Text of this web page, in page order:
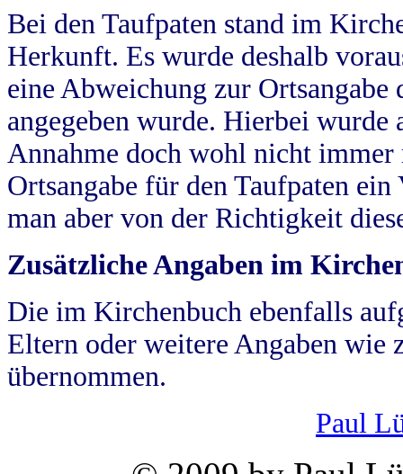
Bei den Taufpaten stand im
Herkunft. Es wurde deshalb
eine Abweichung zur
angegeben wurde. Hierbei wurde
Annahme doch wohl nicht
Ortsangabe für den Taufpaten
man aber von der Richtigkeit
Zusätzliche Angaben im
Die im Kirchenbuch ebenfalls
Eltern oder weitere Angaben wie
übernommen.
Paul